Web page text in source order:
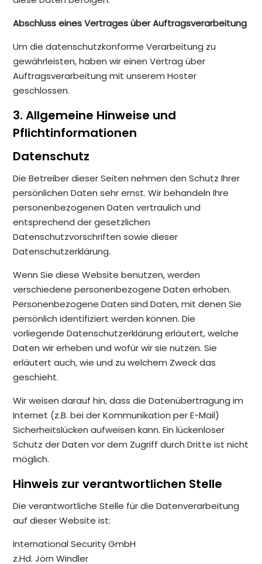
Abschluss eines Vertrages über Auftragsverarbeitung
Um die datenschutzkonforme Verarbeitung zu
gewährleisten, haben wir einen Vertrag über
Auftragsverarbeitung mit unserem Hoster
geschlossen.
3. Allgemeine Hinweise und
Pflichtinformationen
Datenschutz
Die Betreiber dieser Seiten nehmen den Schutz Ihrer
persönlichen Daten sehr ernst. Wir behandeln Ihre
personenbezogenen Daten vertraulich und
entsprechend der gesetzlichen
Datenschutzvorschriften sowie dieser
Datenschutzerklärung.
Wenn Sie diese Website benutzen, werden
verschiedene personenbezogene Daten erhoben.
Personenbezogene Daten sind Daten, mit denen Sie
persönlich identifiziert werden können. Die
vorliegende Datenschutzerklärung erläutert, welche
Daten wir erheben und wofür wir sie nutzen. Sie
erläutert auch, wie und zu welchem Zweck das
geschieht.
Wir weisen darauf hin, dass die Datenübertragung im
Internet (z.B. bei der Kommunikation per E-Mail)
Sicherheitslücken aufweisen kann. Ein lückenloser
Schutz der Daten vor dem Zugriff durch Dritte ist nicht
möglich.
Hinweis zur verantwortlichen Stelle
Die verantwortliche Stelle für die Datenverarbeitung
auf dieser Website ist:
International Security GmbH
z.Hd. Jörn Windler